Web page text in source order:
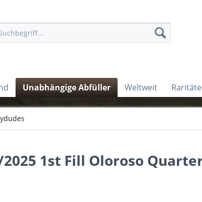
Unabhängige Abfüller Weltweit
1st Fill Oloroso